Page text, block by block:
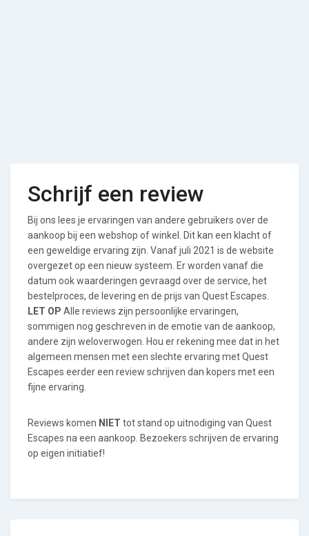
Schrijf een review
Bij ons lees je ervaringen van andere gebruikers over de
aankoop bij een webshop of winkel. Dit kan een klacht of
een geweldige ervaring zijn. Vanaf juli 2021 is de website
overgezet op een nieuw systeem. Er worden vanaf die
datum ook waarderingen gevraagd over de service, het
bestelproces, de levering en de prijs van Quest Escapes.
LET OP Alle reviews zijn persoonlijke ervaringen,
sommigen nog geschreven in de emotie van de aankoop,
andere zijn weloverwogen. Hou er rekening mee dat in het
algemeen mensen met een slechte ervaring met Quest
Escapes eerder een review schrijven dan kopers met een
fijne ervaring.
Reviews komen NIET tot stand op uitnodiging van Quest
Escapes na een aankoop. Bezoekers schrijven de ervaring
op eigen initiatief!